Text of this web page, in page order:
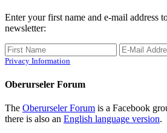
Enter your first name and e-mail address
newsletter:
Privacy Information
Oberurseler Forum
The Oberurseler Forum is a Facebook
there is also an English language version.